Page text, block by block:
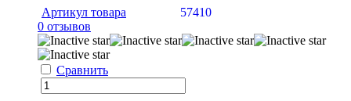
Артикул товара
57410
0 отзывов
Сравнить